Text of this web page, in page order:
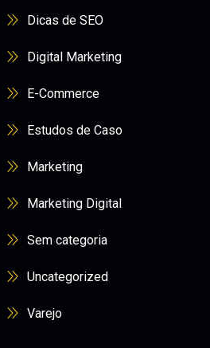
Dicas de SEO
Digital Marketing
E-Commerce
Estudos de Caso
Marketing
Marketing Digital
Sem categoria
Uncategorized
Varejo